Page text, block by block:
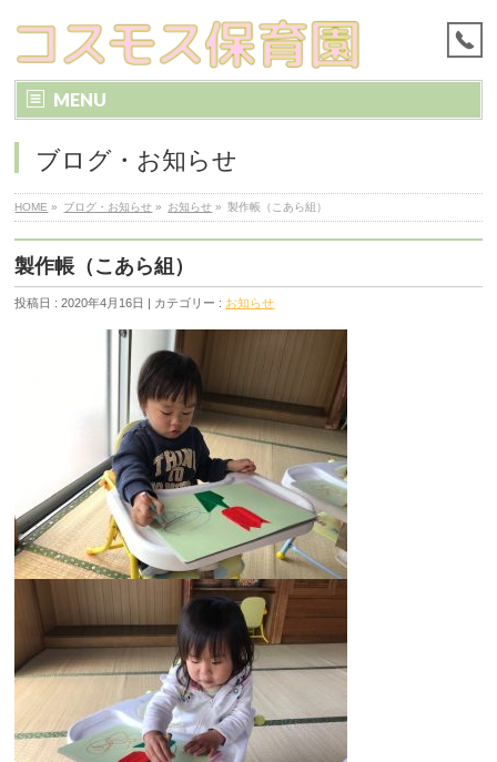
MENU
ブログ・お知らせ
HOME » ブログ・お知らせ » お知らせ » 製作帳（こあら組）
製作帳（こあら組）
投稿日 : 2020年4月16日 | カテゴリー : お知らせ